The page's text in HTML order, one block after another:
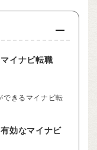
イナビ転職
できるマイナビ転
効なマイナビ